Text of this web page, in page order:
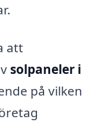
att
solpaneler i
på vilken